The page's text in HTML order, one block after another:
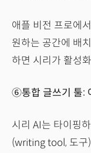
애플 비전 프로에
원하는 공간에 배
하면 시리가 활성
⑥통합 글쓰기 툴:
시리 AI는 타이핑
(writing tool, 도구